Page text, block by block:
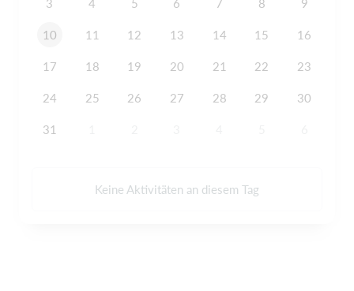
3 4 5 6 7 8 9
10 11 12 13 14 15 16
17 18 19 20 21 22 23
24 25 26 27 28 29 30
31
Keine Aktivitäten an diesem Tag